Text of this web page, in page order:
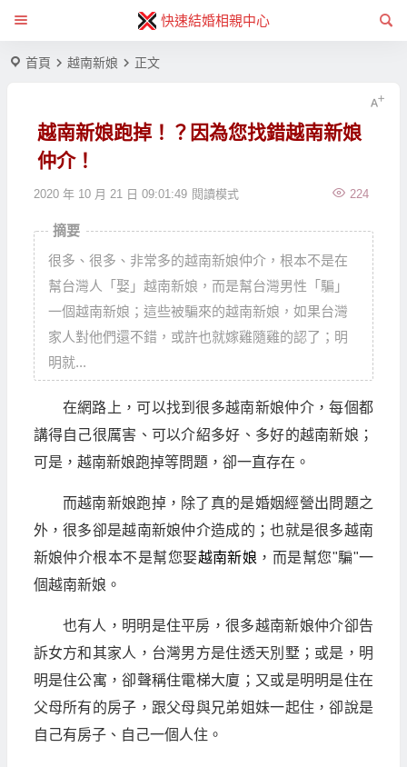
快速結婚相親中心
首頁 越南新娘 正文
越南新娘跑掉！？因為您找錯越南新娘
仲介！
2020 年 10 月 21 日 09:01:49 224
閱讀模式
摘要
很多、很多、非常多的越南新娘仲介，根本不是在
幫台灣人「娶」越南新娘，而是幫台灣男性「騙」
一個越南新娘；這些被騙來的越南新娘，如果台灣
家人對他們還不錯，或許也就嫁雞隨雞的認了；明
明就...
在網路上，可以找到很多越南新娘仲介，每個都
講得自己很厲害、可以介紹多好、多好的越南新娘；
可是，越南新娘跑掉等問題，卻一直存在。
而越南新娘跑掉，除了真的是婚姻經營出問題之
外，很多卻是越南新娘仲介造成的；也就是很多越南
新娘仲介根本不是幫您娶越南新娘 ，而是幫您"騙"一
個越南新娘。
也有人，明明是住平房，很多越南新娘仲介卻告
訴女方和其家人，台灣男方是住透天別墅；或是，明
明是住公寓，卻聲稱住電梯大廈；又或是明明是住在
父母所有的房子，跟父母與兄弟姐妹一起住，卻說是
自己有房子、自己一個人住。